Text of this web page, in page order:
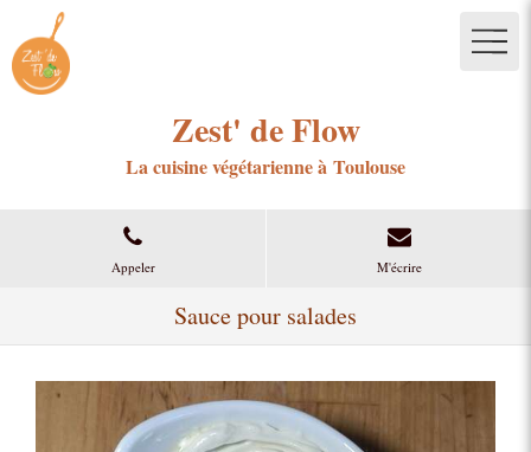
Zest' de Flow
La cuisine végétarienne à Toulouse
Appeler M'écrire
Sauce pour salades